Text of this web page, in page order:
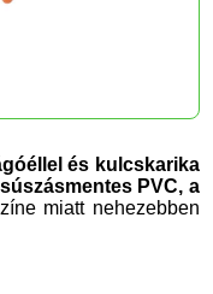
és kulcskarika
PVC, a
miatt nehezebben